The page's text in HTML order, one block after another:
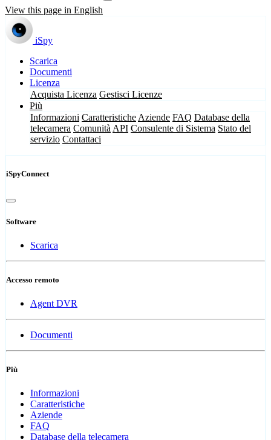
View this page in English
iSpy
Scarica
Documenti
Licenza
Acquista Licenza Gestisci Licenze
Più
Informazioni Caratteristiche Aziende FAQ Database della
telecamera Comunità API Consulente di Sistema Stato del
servizio Contattaci
iSpyConnect
Software
Scarica
Accesso remoto
Agent DVR
Documenti
Più
Informazioni
Caratteristiche
Aziende
FAQ
Database della telecamera